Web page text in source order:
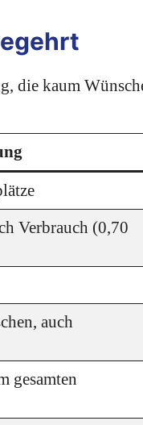
die kaum
Verbrauch (0,70
auch
gesamten